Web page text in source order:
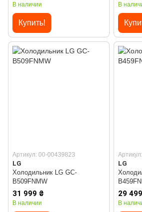
В наличии
Купить!
В
Артикул: 00-00439823
LG
Холодильник LG GC-
B509FNMW
31 999 ₴
В наличии
LG
29
В